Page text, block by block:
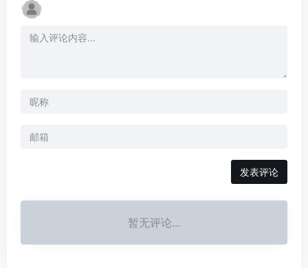
发表评论
暂无评论...